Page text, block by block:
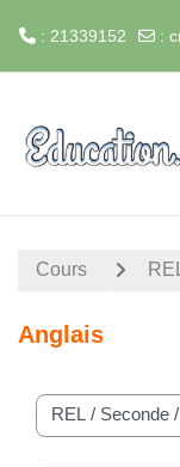
: 21339152 :
Cours
Anglais
Catégories de